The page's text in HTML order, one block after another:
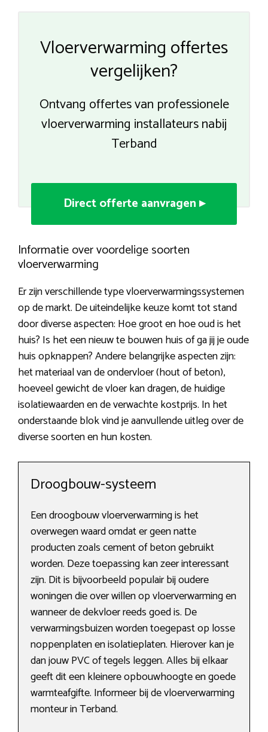
Vloerverwarming offertes
vergelijken?
Ontvang offertes van professionele
vloerverwarming installateurs nabij
Terband
Direct offerte aanvragen ▸
Informatie over voordelige soorten
vloerverwarming
Er zijn verschillende type vloerverwarmingssystemen
op de markt. De uiteindelijke keuze komt tot stand
door diverse aspecten: Hoe groot en hoe oud is het
huis? Is het een nieuw te bouwen huis of ga jij je oude
huis opknappen? Andere belangrijke aspecten zijn:
het materiaal van de ondervloer (hout of beton),
hoeveel gewicht de vloer kan dragen, de huidige
isolatiewaarden en de verwachte kostprijs. In het
onderstaande blok vind je aanvullende uitleg over de
diverse soorten en hun kosten.
Droogbouw-systeem
Een droogbouw vloerverwarming is het
overwegen waard omdat er geen natte
producten zoals cement of beton gebruikt
worden. Deze toepassing kan zeer interessant
zijn. Dit is bijvoorbeeld populair bij oudere
woningen die over willen op vloerverwarming en
wanneer de dekvloer reeds goed is. De
verwarmingsbuizen worden toegepast op losse
noppenplaten en isolatieplaten. Hierover kan je
dan jouw PVC of tegels leggen. Alles bij elkaar
geeft dit een kleinere opbouwhoogte en goede
warmteafgifte. Informeer bij de vloerverwarming
monteur in Terband.